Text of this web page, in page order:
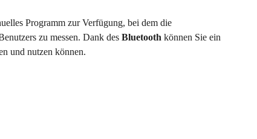
Programm zur Verfügung, bei dem die
zu messen. Dank des Bluetooth können Sie ein
und nutzen können.